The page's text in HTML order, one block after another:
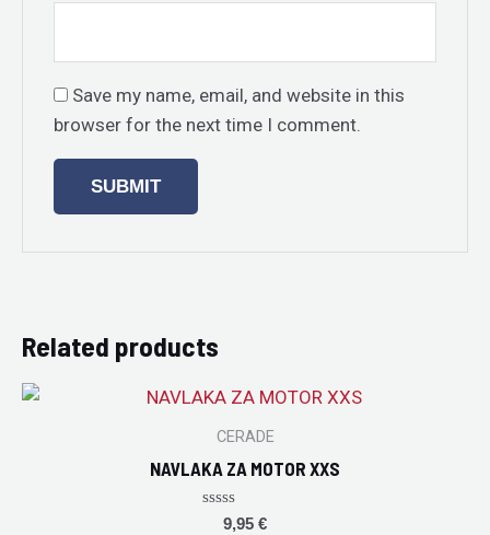
Save my name, email, and website in this
browser for the next time I comment.
Related products
CERADE
NAVLAKA ZA MOTOR XXS
Rated
9,95 €